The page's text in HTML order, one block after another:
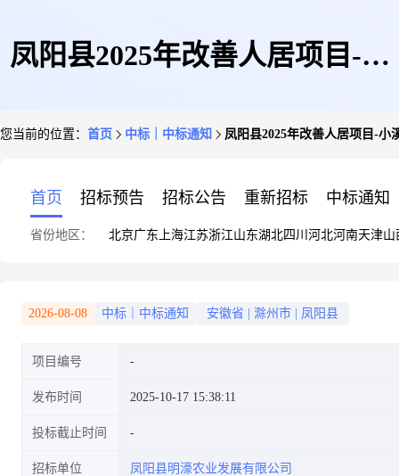
凤阳县2025年改善人居项目-小
您当前的位置： 首页 中标｜中标通知 凤阳县2025年改善人居项目-小
首页 招标预告 招标公告 重新招标 中标通知
省份地区： 北京广东 上海江苏浙江山东湖北四川 河北河南天津山
2026-08-08 中标｜中标通知 安徽省 滁州市 凤阳县
项目编号
发布时间 2025-10-17 15:38:11
投标截止时间
招标单位 凤阳县明濠农业发展有限公司